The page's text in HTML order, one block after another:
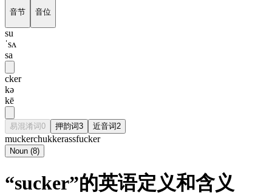
音节 音位
su
ˈsʌ
sa
cker
kə
kē
易混淆词0 押韵词3 近音词2
muckerchukkerassfucker
Noun (8)
“sucker”的英语定义和含义